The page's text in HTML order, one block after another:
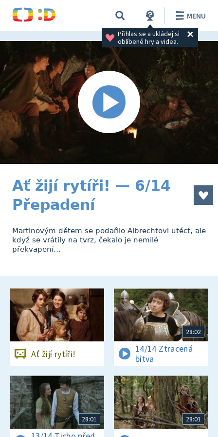
Přihlas se a ukládej si
oblíbené hry a videa.
MENU
Ať žijí rytíři! — 6/14
Přepadení
Martinovým dětem se podařilo Albrechtovi utéct, ale
když se vrátily na tvrz, čekalo je nemilé
překvapení…
Ať žijí rytíři!
28:02
14/14 Ztracená
bitva
28:01 28:01